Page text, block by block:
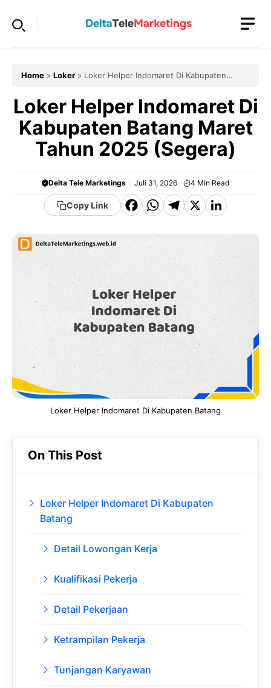
Home » Loker » Loker Helper Indomaret Di Kabupaten
Loker Helper Indomaret Di
Kabupaten Batang Maret
Tahun 2025 (Segera)
Delta Tele Marketings Juli 31, 2026 4 Min Read
Copy Link
F
e
b
o
o
W
a
t
s
A
p
T
g
a
m
X Li
k
e
Loker Helper Indomaret Di Kabupaten Batang
On This Post
Loker Helper Indomaret Di Kabupaten
Batang
Detail Lowongan Kerja
Kualifikasi Pekerja
Detail Pekerjaan
Ketrampilan Pekerja
Tunjangan Karyawan